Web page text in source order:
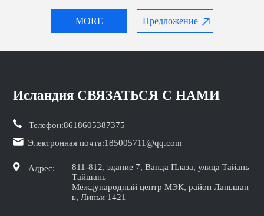
MORE Предложение
Исландия СВЯЗАТЬСЯ С НАМИ
Телефон:8618605387375
Электронная почта:185005711@qq.com
Адрес:
811-812, здание 7, Ванда Плаза, улица Тайань
Тайшань
Международный центр МЭК, район Ланьшан
ь, Линьи 1421